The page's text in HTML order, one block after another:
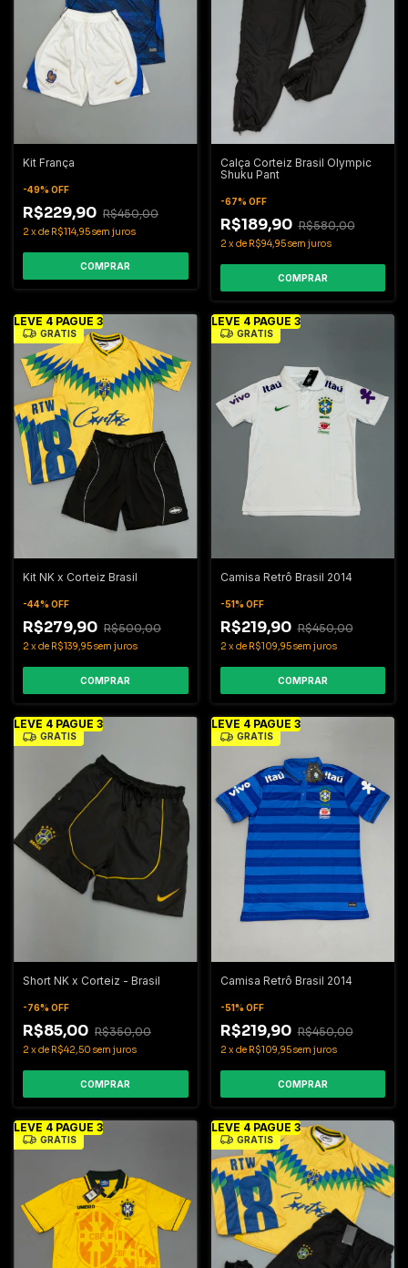
Kit França
-49% OFF
R$229,90 R$450,00
2 x de R$114,95sem juros
COMPRAR
Calça Corteiz Brasil Olympic
Shuku Pant
-67% OFF
R$189,90 R$580,00
2 x de R$94,95sem juros
COMPRAR
LEVE 4 PAGUE 3
GRÁTIS
Kit NK x Corteiz Brasil
-44% OFF
R$279,90 R$500,00
2 xde R$139,95sem juros
COMPRAR
LEVE 4 PAGUE 3
GRÁTIS
Camisa Retrô Brasil 2014
-51% OFF
R$219,90 R$450,00
2 xde R$109,95sem juros
COMPRAR
LEVE 4 PAGUE 3
GRÁTIS
Short NK x Corteiz - Brasil
-76% OFF
R$85,00 R$350,00
2 xde R$42,50 sem juros
COMPRAR
LEVE 4 PAGUE 3
GRÁTIS
Camisa Retrô Brasil 2014
-51% OFF
R$219,90 R$450,00
2 xde R$109,95sem juros
COMPRAR
LEVE 4 PAGUE 3
GRÁTIS
LEVE 4 PAGUE 3
GRÁTIS